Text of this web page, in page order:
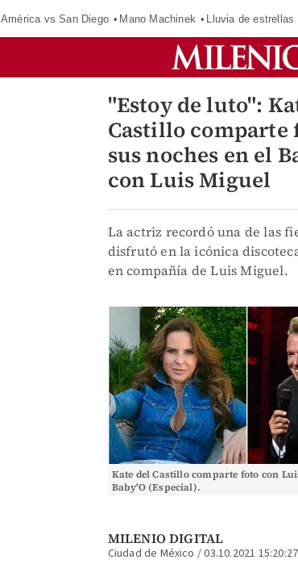
América vs San Diego Mano Machinek Lluvia de estrellas
"Estoy de luto":
Castillo comparte
sus noches en el
con Luis Miguel
La actriz recordó una de las
disfrutó en la icónica
en compañía de Luis Miguel.
Kate del Castillo comparte foto con
Baby'O (Especial).
MILENIO DIGITAL
Ciudad de México /03.10.2021 15:20:27